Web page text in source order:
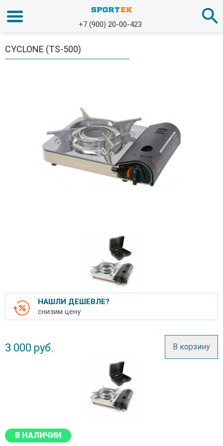
+7 (900) 20-00-423
CYCLONE (TS-500)
НАШЛИ ДЕШЕВЛЕ?
снизим цену
3 000 руб. В корзину
В НАЛИЧИИ